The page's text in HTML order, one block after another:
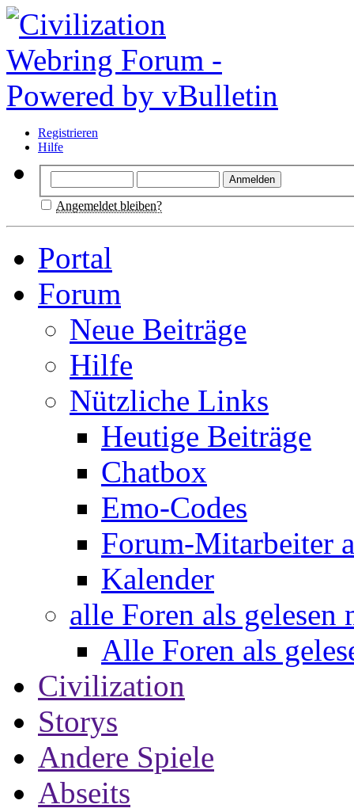
Registrieren
Hilfe
Angemeldet bleiben?
Portal
Forum
Neue Beiträge
Hilfe
Nützliche Links
Heutige Beiträge
Chatbox
Emo-Codes
Forum-Mitarbeiter
Kalender
alle Foren als gelesen
Alle Foren als
Civilization
Storys
Andere Spiele
Abseits